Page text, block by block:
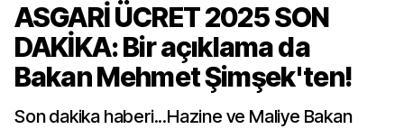
ASGARİ ÜCRET 2025 SON
DAKİKA: Bir açıklama da
Bakan Mehmet Şimşek'ten!
Son dakika haberi...Hazine ve Maliye Bakan